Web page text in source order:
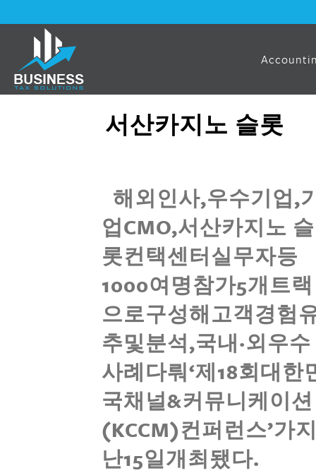
서산카지노 슬롯
해외인사,우수기업,
업CMO,서산카지노 슬
롯컨택센터실무자등
1000여명참가5개트랙
으로구성해고객경험
추및분석,국내·외우수
사례다뤄‘제18회대한
국채널&커뮤니케이션
(KCCM)컨퍼런스’가지
난15일개최됐다.